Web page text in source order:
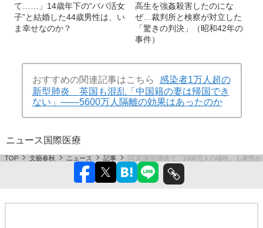
て……」14歳年下の“パパ活女
子”と結婚した44歳男性は、い
ま幸せなのか？
高生を強姦殺害したのにな
ぜ…裁判所と検察が対立した
「驚きの判決」（昭和42年の
事件）
おすすめの関連記事はこちら
感染者1万人超の
新型肺炎 英国も混乱「中国籍の妻は帰国でき
ない」――5600万人隔離の効果はあったのか
ニュース 国際医療
TOP 文藝春秋 ニュース 記事 [写真]新型肺炎で「1000万人の犠牲」も覚悟